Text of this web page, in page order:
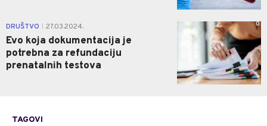
DRUŠTVO 27.03.2024.
Evo koja dokumentacija je
potrebna za refundaciju
prenatalnih testova
0
TAGOVI